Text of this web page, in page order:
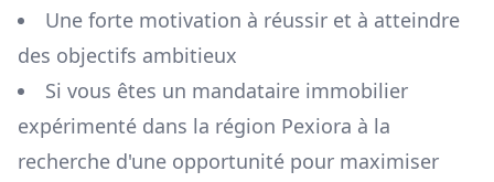
Une forte motivation à réussir et à atteindre
des objectifs ambitieux
Si vous êtes un mandataire immobilier
expérimenté dans la région Pexiora à la
recherche d'une opportunité pour maximiser